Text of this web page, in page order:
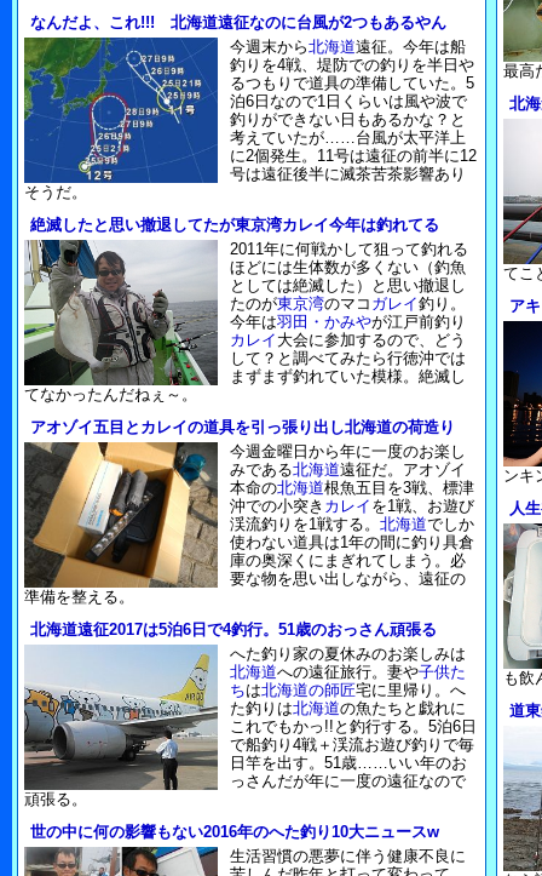
なんだよ、これ!!! 北海道遠征なのに台風が2つもあるやん
今週末から北海道遠征。今年は船
釣りを4戦、堤防での釣りを半日や
るつもりで道具の準備していた。5
泊6日なので1日くらいは風や波で
釣りができない日もあるかな？と
考えていたが……台風が太平洋上
に2個発生。11号は遠征の前半に12
号は遠征後半に滅茶苦茶影響あり
そうだ。
絶滅したと思い撤退してたが東京湾カレイ今年は釣れてる
2011年に何戦かして狙って釣れる
ほどには生体数が多くない（釣魚
としては絶滅した）と思い撤退し
たのが東京湾のマコ ガレイ釣り。
今年は羽田・かみやが江戸前釣り
カレイ 大会に参加するので、どう
して？と調べてみたら行徳沖では
まずまず釣れていた模様。絶滅し
てなかったんだねぇ～。
アオゾイ五目とカレイの道具を引っ張り出し北海道の荷造り
今週金曜日から年に一度のお楽し
みである北海道遠征だ。アオゾイ
本命の北海道根魚五目を3戦、標津
沖での小突き カレイ を1戦、お遊び
渓流釣りを1戦する。 北海道でしか
使わない道具は1年の間に釣り具倉
庫の奥深くにまぎれてしまう。必
要な物を思い出しながら、遠征の
準備を整える。
北海道遠征2017は5泊6日で4釣行。51歳のおっさん頑張る
へた釣り家の夏休みのお楽しみは
北海道への遠征旅行。妻や子供た
ちは北海道の師匠宅に里帰り。へ
た釣りは北海道の魚たちと戯れに
これでもかっ!!と釣行する。5泊6日
で船釣り4戦＋渓流お遊び釣りで毎
日竿を出す。51歳……いい年のお
っさんだが年に一度の遠征なので
頑張る。
世の中に何の影響もない2016年のへた釣り10大ニュースw
生活習慣の悪夢に伴う健康不良に
最高
北
てこ
ア
ンキ
人
も飲
道